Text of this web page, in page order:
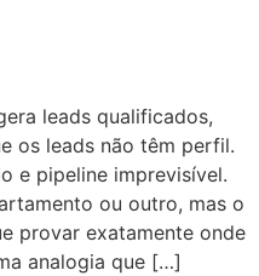
leads qualificados,
os leads não têm perfil.
e pipeline imprevisível.
ou outro, mas o
provar exatamente onde
analogia que […]